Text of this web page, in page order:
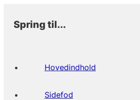
Spring til...
Hovedindhold
Sidefod